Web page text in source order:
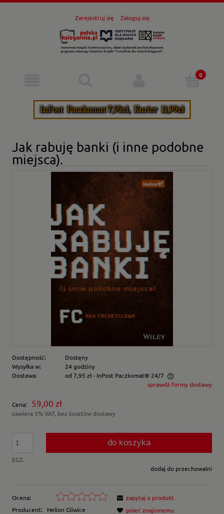
Zarejestruj się Zaloguj się
Jak rabuję banki (i inne podobne
miejsca).
Dostępność:
Dostęny
Wysyłka w:
24 godziny
Dostawa:
od 7,95 zł- InPost Paczkomat® 24/7
Cena nie zawiera ewentualnych kosztów płatnościsprawdź formy dostawy
Cena: 59,00 zł
zawiera 5% VAT, bez kosztów dostawy
EGZ.
do koszyka
dodaj do przechowalni
Ocena:
Producent:
Helion Gliwice
zapytaj o produkt
poleć znajomemu